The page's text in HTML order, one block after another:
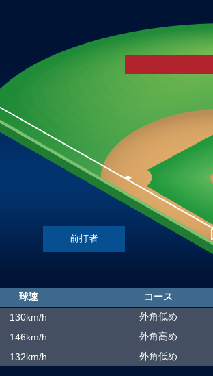
前打者
球速 コース
130km/h 外角低め
146km/h 外角高め
132km/h 外角低め